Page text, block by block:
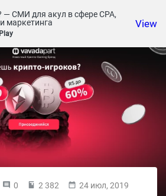
— СМИ для акул в сфере СРА,
маркетинга
View
0 2 382 24 июл, 2019